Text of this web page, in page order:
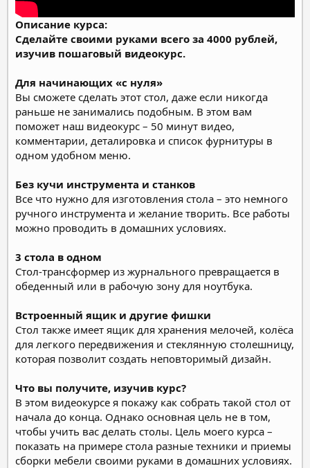
Описание курса:
Сделайте своими руками всего за 4000 рублей,
изучив пошаговый видеокурс.
Для начинающих «с нуля»
Вы сможете сделать этот стол, даже если никогда
раньше не занимались подобным. В этом вам
поможет наш видеокурс – 50 минут видео,
комментарии, деталировка и список фурнитуры в
одном удобном меню.
Без кучи инструмента и станков
Все что нужно для изготовления стола – это немного
ручного инструмента и желание творить. Все работы
можно проводить в домашних условиях.
3 стола в одном
Стол-трансформер из журнального превращается в
обеденный или в рабочую зону для ноутбука.
Встроенный ящик и другие фишки
Стол также имеет ящик для хранения мелочей, колёса
для легкого передвижения и стеклянную столешницу,
которая позволит создать неповторимый дизайн.
Что вы получите, изучив курс?
В этом видеокурсе я покажу как собрать такой стол от
начала до конца. Однако основная цель не в том,
чтобы учить вас делать столы. Цель моего курса –
показать на примере стола разные техники и приемы
сборки мебели своими руками в домашних условиях.